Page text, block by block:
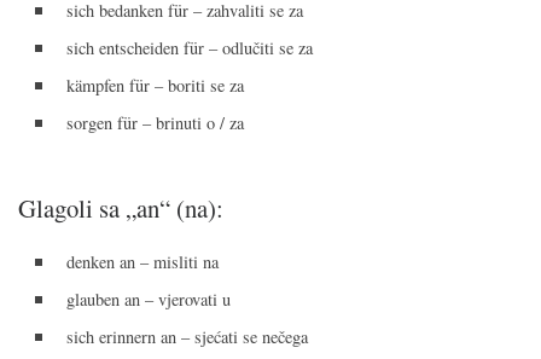
sich bedanken für – zahvaliti se za
sich entscheiden für – odlučiti se za
kämpfen für – boriti se za
sorgen für – brinuti o / za
Glagoli sa „an“ (na):
denken an – misliti na
glauben an – vjerovati u
sich erinnern an – sjećati se nečega